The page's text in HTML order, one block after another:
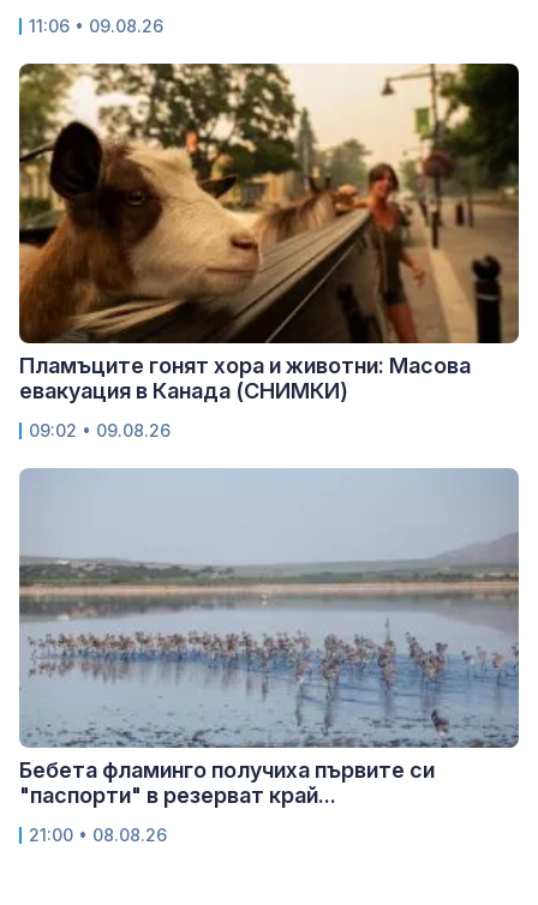
11:06 • 09.08.26
Пламъците гонят хора и животни: Масова
евакуация в Канада (СНИМКИ)
09:02 • 09.08.26
Бебета фламинго получиха първите си
"паспорти" в резерват край...
21:00 • 08.08.26